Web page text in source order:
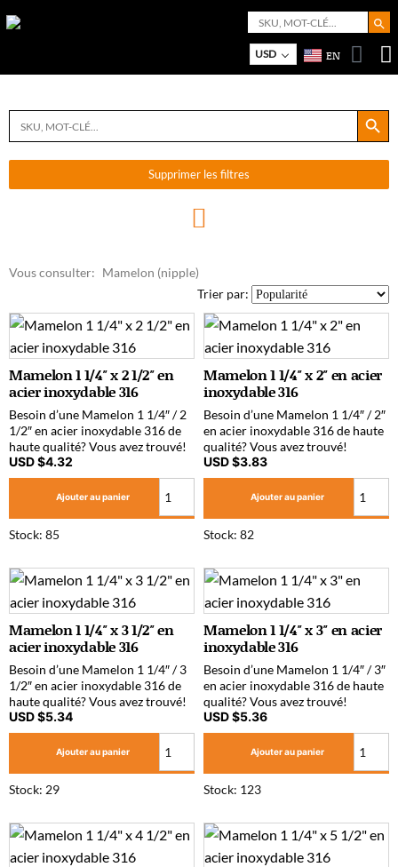
Search
for:
Search
USD EN
Search
for:
Search Button
Supprimer les filtres
Vous consulter: Mamelon (nipple)
Trier par:
Mamelon 1 1/4″ x 2 1/2″ en
acier inoxydable 316
Besoin d’une Mamelon 1 1/4″ / 2
1/2″ en acier inoxydable 316 de
haute qualité? Vous avez trouvé!
USD $4.32
Ajouter au panier
Stock: 85
Mamelon 1 1/4″ x 2″ en acier
inoxydable 316
Besoin d’une Mamelon 1 1/4″ / 2″
en acier inoxydable 316 de haute
qualité? Vous avez trouvé!
USD $3.83
Ajouter au panier
Stock: 82
Mamelon 1 1/4″ x 3 1/2″ en
acier inoxydable 316
Besoin d’une Mamelon 1 1/4″ / 3
1/2″ en acier inoxydable 316 de
haute qualité? Vous avez trouvé!
USD $5.34
Ajouter au panier
Stock: 29
Mamelon 1 1/4″ x 3″ en acier
inoxydable 316
Besoin d’une Mamelon 1 1/4″ / 3″
en acier inoxydable 316 de haute
qualité? Vous avez trouvé!
USD $5.36
Ajouter au panier
Stock: 123